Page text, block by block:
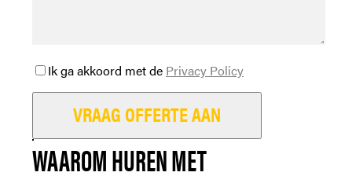
Ik ga akkoord met de Privacy Policy
Laat dit veld leeg.
WAAROM HUREN MET